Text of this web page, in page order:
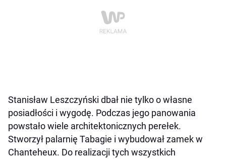
Stanisław Leszczyński dbał nie tylko o własne
posiadłości i wygodę. Podczas jego panowania
powstało wiele architektonicznych perełek.
Stworzył palarnię Tabagie i wybudował zamek w
Chanteheux. Do realizacji tych wszystkich